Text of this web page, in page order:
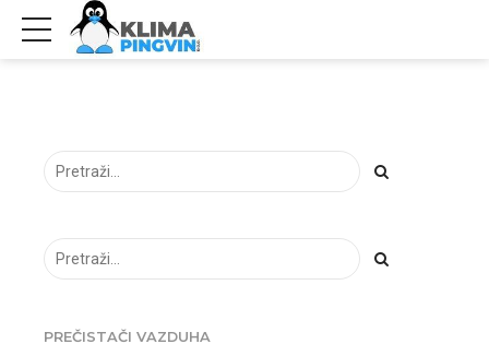
PREČISTAČI VAZDUHA